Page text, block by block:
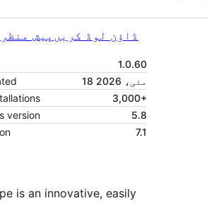
پیش ڈاؤن لوڈ کریں
1.0.60
18 مئی، 2026
3,000+
version
5.8
7.1
is an innovative, easily